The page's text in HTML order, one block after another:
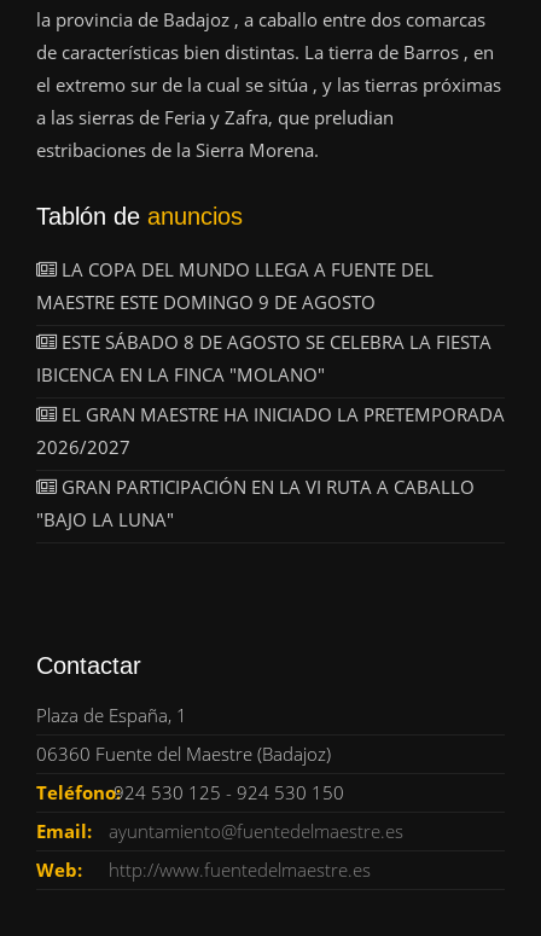
la provincia de Badajoz , a caballo entre dos comarcas
de características bien distintas. La tierra de Barros , en
el extremo sur de la cual se sitúa , y las tierras próximas
a las sierras de Feria y Zafra, que preludian
estribaciones de la Sierra Morena.
Tablón de anuncios
LA COPA DEL MUNDO LLEGA A FUENTE DEL
MAESTRE ESTE DOMINGO 9 DE AGOSTO
ESTE SÁBADO 8 DE AGOSTO SE CELEBRA LA FIESTA
IBICENCA EN LA FINCA "MOLANO"
EL GRAN MAESTRE HA INICIADO LA PRETEMPORADA
2026/2027
GRAN PARTICIPACIÓN EN LA VI RUTA A CABALLO
"BAJO LA LUNA"
Contactar
Plaza de España, 1
06360 Fuente del Maestre (Badajoz)
Teléfono:924 530 125 - 924 530 150
Email:
ayuntamiento@fuentedelmaestre.es
Web:
http://www.fuentedelmaestre.es